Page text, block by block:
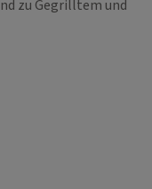
zu Gegrilltem und